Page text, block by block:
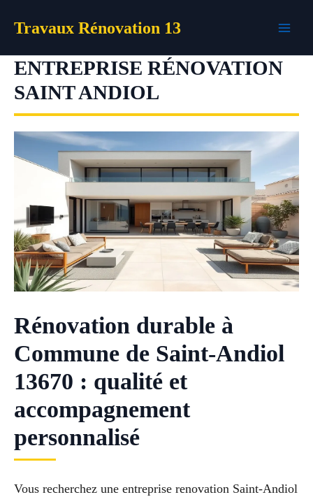
Travaux Rénovation 13
ENTREPRISE RÉNOVATION
SAINT ANDIOL
Rénovation durable à
Commune de Saint-Andiol
13670 : qualité et
accompagnement
personnalisé
Vous recherchez une entreprise renovation Saint-Andiol